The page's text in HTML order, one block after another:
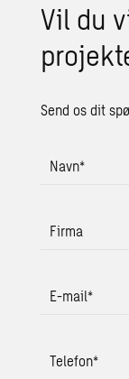
Vil du
Send os dit
Navn*
Firma
E-mail*
Telefon*